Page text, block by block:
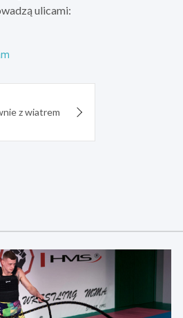
ulicami:
z wiatrem